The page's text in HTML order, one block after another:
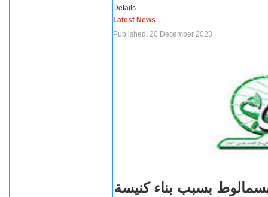
Details
Latest News
Published: 20 December 2023
بسبب بناء كنيسة